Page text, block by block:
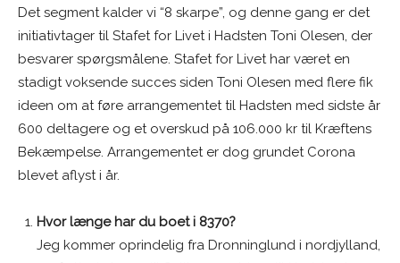
Det segment kalder vi “8 skarpe”, og denne gang er det
initiativtager til Stafet for Livet i Hadsten Toni Olesen, der
besvarer spørgsmålene. Stafet for Livet har været en
stadigt voksende succes siden Toni Olesen med flere fik
ideen om at føre arrangementet til Hadsten med sidste år
600 deltagere og et overskud på 106.000 kr til Kræftens
Bekæmpelse. Arrangementet er dog grundet Corona
blevet aflyst i år.
Hvor længe har du boet i 8370?
Jeg kommer oprindelig fra Dronninglund i nordjylland,